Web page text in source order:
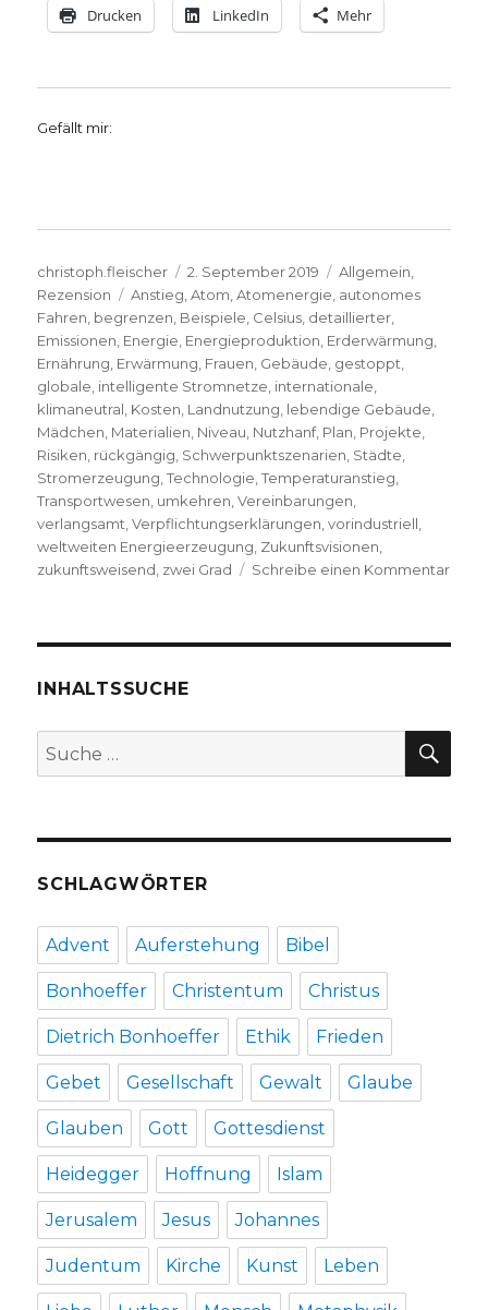
Drucken LinkedIn Mehr
Gefällt mir:
Autor
christoph.fleischer
Veröffentlicht
am
2. September 2019 Kategorien
Allgemein
Rezension
Schlagwörter
Anstieg ,Atom ,Atomenergie autonomes
Fahren begrenzen Beispiele Celsius detaillierter
Emissionen Energie Energieproduktion Erderwärmung
Ernährung Erwärmung Frauen Gebäude gestoppt
globale intelligente Stromnetze internationale
klimaneutral Kosten Landnutzung lebendige Gebäude
Mädchen Materialien Niveau Nutzhanf, Plan Projekte
Risiken rückgängig Schwerpunktszenarien Städte
Stromerzeugung ,Technologie ,Temperaturanstieg
Transportwesen umkehren ,Vereinbarungen
verlangsamt ,Verpflichtungserklärungen ,vorindustriell
weltweiten Energieerzeugung Zukunftsvisionen
zukunftsweisend zwei Grad Schreibe einen Kommentarzu
2019
INHALTSSUCHE
Suche
nach:
SCHLAGWÖRTER
Advent Auferstehung Bibel
Bonhoeffer Christentum Christus
Dietrich Bonhoeffer Ethik Frieden
Gebet Gesellschaft Gewalt Glaube
Glauben Gott Gottesdienst
Heidegger Hoffnung Islam
Jerusalem Jesus Johannes
Judentum Kirche Kunst Leben